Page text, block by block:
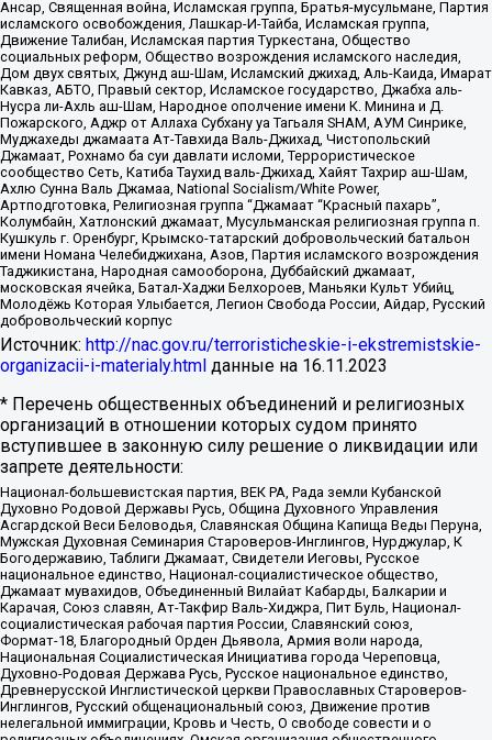
Ансар, Священная война, Исламская группа, Братья-мусульмане, Партия
исламского освобождения, Лашкар-И-Тайба, Исламская группа,
Движение Талибан, Исламская партия Туркестана, Общество
социальных реформ, Общество возрождения исламского наследия,
Дом двух святых, Джунд аш-Шам, Исламский джихад, Аль-Каида, Имарат
Кавказ, АБТО, Правый сектор, Исламское государство, Джабха аль-
Нусра ли-Ахль аш-Шам, Народное ополчение имени К. Минина и Д.
Пожарского, Аджр от Аллаха Субхану уа Тагьаля SHAM, АУМ Синрике,
Муджахеды джамаата Ат-Тавхида Валь-Джихад, Чистопольский
Джамаат, Рохнамо ба суи давлати исломи, Террористическое
сообщество Сеть, Катиба Таухид валь-Джихад, Хайят Тахрир аш-Шам,
Ахлю Сунна Валь Джамаа, National Socialism/White Power,
Артподготовка, Религиозная группа “Джамаат “Красный пахарь”,
Колумбайн, Хатлонский джамаат, Мусульманская религиозная группа п.
Кушкуль г. Оренбург, Крымско-татарский добровольческий батальон
имени Номана Челебиджихана, Азов, Партия исламского возрождения
Таджикистана, Народная самооборона, Дуббайский джамаат,
московская ячейка, Батал-Хаджи Белхороев, Маньяки Культ Убийц,
Молодёжь Которая Улыбается, Легион Свобода России, Айдар, Русский
добровольческий корпус
Источник: http://nac.gov.ru/terroristicheskie-i-ekstremistskie-
organizacii-i-materialy.html данные на 16.11.2023
* Перечень общественных объединений и религиозных
организаций в отношении которых судом принято
вступившее в законную силу решение о ликвидации или
запрете деятельности:
Национал-большевистская партия, ВЕК РА, Рада земли Кубанской
Духовно Родовой Державы Русь, Община Духовного Управления
Асгардской Веси Беловодья, Славянская Община Капища Веды Перуна,
Мужская Духовная Семинария Староверов-Инглингов, Нурджулар, К
Богодержавию, Таблиги Джамаат, Свидетели Иеговы, Русское
национальное единство, Национал-социалистическое общество,
Джамаат мувахидов, Объединенный Вилайат Кабарды, Балкарии и
Карачая, Союз славян, Ат-Такфир Валь-Хиджра, Пит Буль, Национал-
социалистическая рабочая партия России, Славянский союз,
Формат-18, Благородный Орден Дьявола, Армия воли народа,
Национальная Социалистическая Инициатива города Череповца,
Духовно-Родовая Держава Русь, Русское национальное единство,
Древнерусской Инглистической церкви Православных Староверов-
Инглингов, Русский общенациональный союз, Движение против
нелегальной иммиграции, Кровь и Честь, О свободе совести и о